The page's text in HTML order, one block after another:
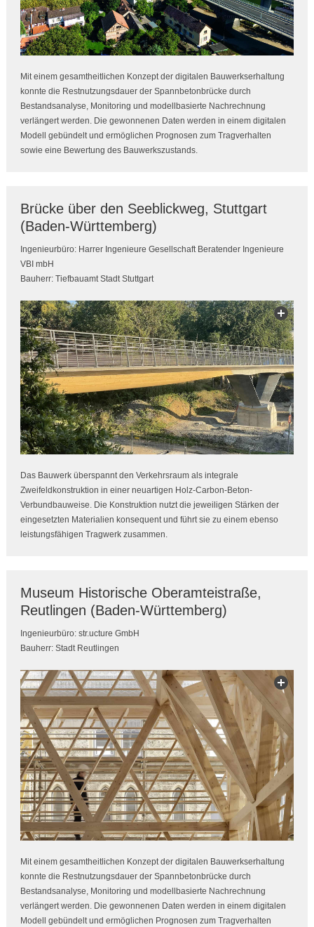
Mit einem gesamtheitlichen Konzept der digitalen Bauwerkserhaltung
konnte die Restnutzungsdauer der Spannbetonbrücke durch
Bestandsanalyse, Monitoring und modellbasierte Nachrechnung
verlängert werden. Die gewonnenen Daten werden in einem digitalen
Modell gebündelt und ermöglichen Prognosen zum Tragverhalten
sowie eine Bewertung des Bauwerkszustands.
Brücke über den Seeblickweg, Stuttgart
(Baden-Württemberg)
Ingenieurbüro: Harrer Ingenieure Gesellschaft Beratender Ingenieure
VBI mbH
Bauherr: Tiefbauamt Stadt Stuttgart
Das Bauwerk überspannt den Verkehrsraum als integrale
Zweifeldkonstruktion in einer neuartigen Holz-Carbon-Beton-
Verbundbauweise. Die Konstruktion nutzt die jeweiligen Stärken der
eingesetzten Materialien konsequent und führt sie zu einem ebenso
leistungsfähigen Tragwerk zusammen.
Museum Historische Oberamteistraße,
Reutlingen (Baden-Württemberg)
Ingenieurbüro: str.ucture GmbH
Bauherr: Stadt Reutlingen
Mit einem gesamtheitlichen Konzept der digitalen Bauwerkserhaltung
konnte die Restnutzungsdauer der Spannbetonbrücke durch
Bestandsanalyse, Monitoring und modellbasierte Nachrechnung
verlängert werden. Die gewonnenen Daten werden in einem digitalen
Modell gebündelt und ermöglichen Prognosen zum Tragverhalten